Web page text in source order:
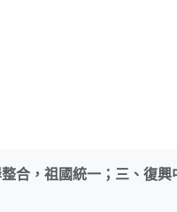
合，祖國統一；三、復興